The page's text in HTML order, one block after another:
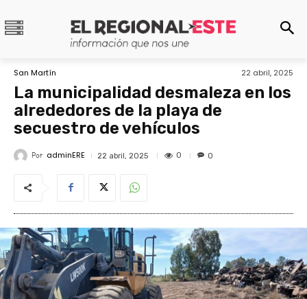
San Martín 22 abril, 2025
La municipalidad desmaleza en los
alrededores de la playa de
secuestro de vehículos
Por adminERE 22 abril, 2025 0 0